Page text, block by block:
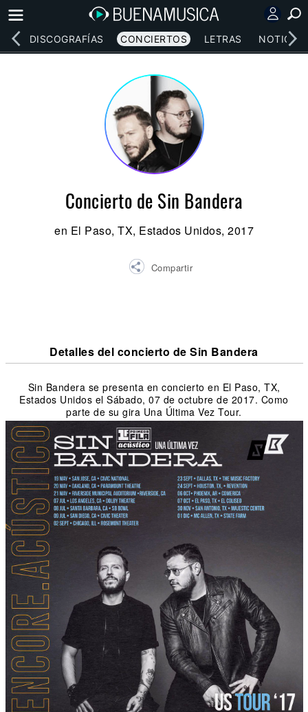
DISCOGRAFÍAS CONCIERTOS LETRAS NOTICIAS
Concierto de Sin Bandera
en El Paso, TX, Estados Unidos, 2017
Compartir
Detalles del concierto de Sin Bandera
Sin Bandera se presenta en concierto en El Paso, TX,
Estados Unidos el Sábado, 07 de octubre de 2017. Como
parte de su gira Una Última Vez Tour.